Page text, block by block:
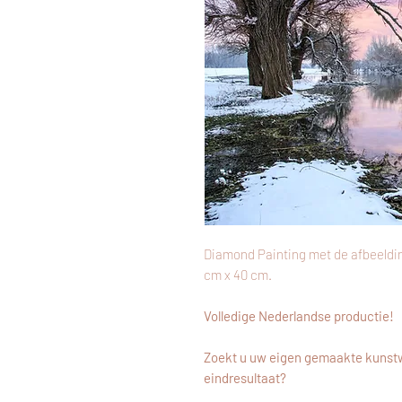
Diamond Painting met de
cm x 40 cm.
Volledige Nederlandse productie!
Zoekt u uw eigen gemaakte
eindresultaat?